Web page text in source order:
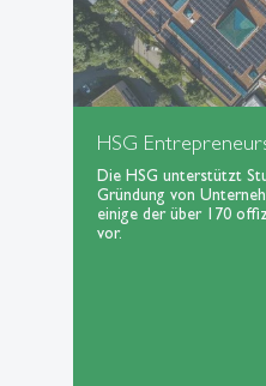
HSG
Die HSG unterstützt
Gründung von
einige der über 170
vor.